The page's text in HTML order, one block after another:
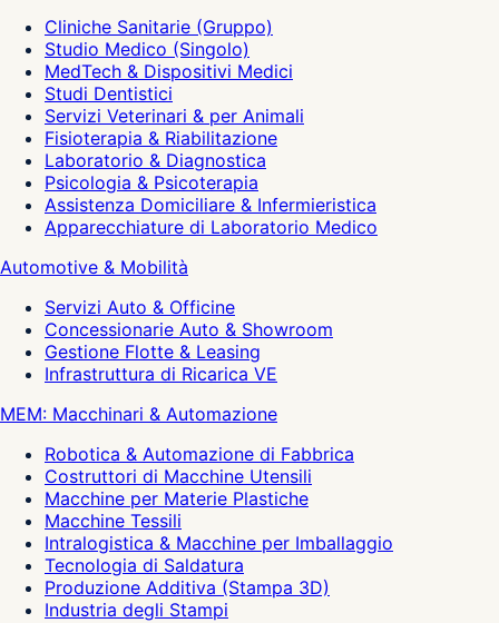
Cliniche Sanitarie (Gruppo)
Studio Medico (Singolo)
MedTech & Dispositivi Medici
Studi Dentistici
Servizi Veterinari & per Animali
Fisioterapia & Riabilitazione
Laboratorio & Diagnostica
Psicologia & Psicoterapia
Assistenza Domiciliare & Infermieristica
Apparecchiature di Laboratorio Medico
Automotive & Mobilità
Servizi Auto & Officine
Concessionarie Auto & Showroom
Gestione Flotte & Leasing
Infrastruttura di Ricarica VE
MEM: Macchinari & Automazione
Robotica & Automazione di Fabbrica
Costruttori di Macchine Utensili
Macchine per Materie Plastiche
Macchine Tessili
Intralogistica & Macchine per Imballaggio
Tecnologia di Saldatura
Produzione Additiva (Stampa 3D)
Industria degli Stampi